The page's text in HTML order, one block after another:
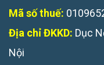
Mã số thuế:
Địa chỉ ĐKKD: Dục
Nội